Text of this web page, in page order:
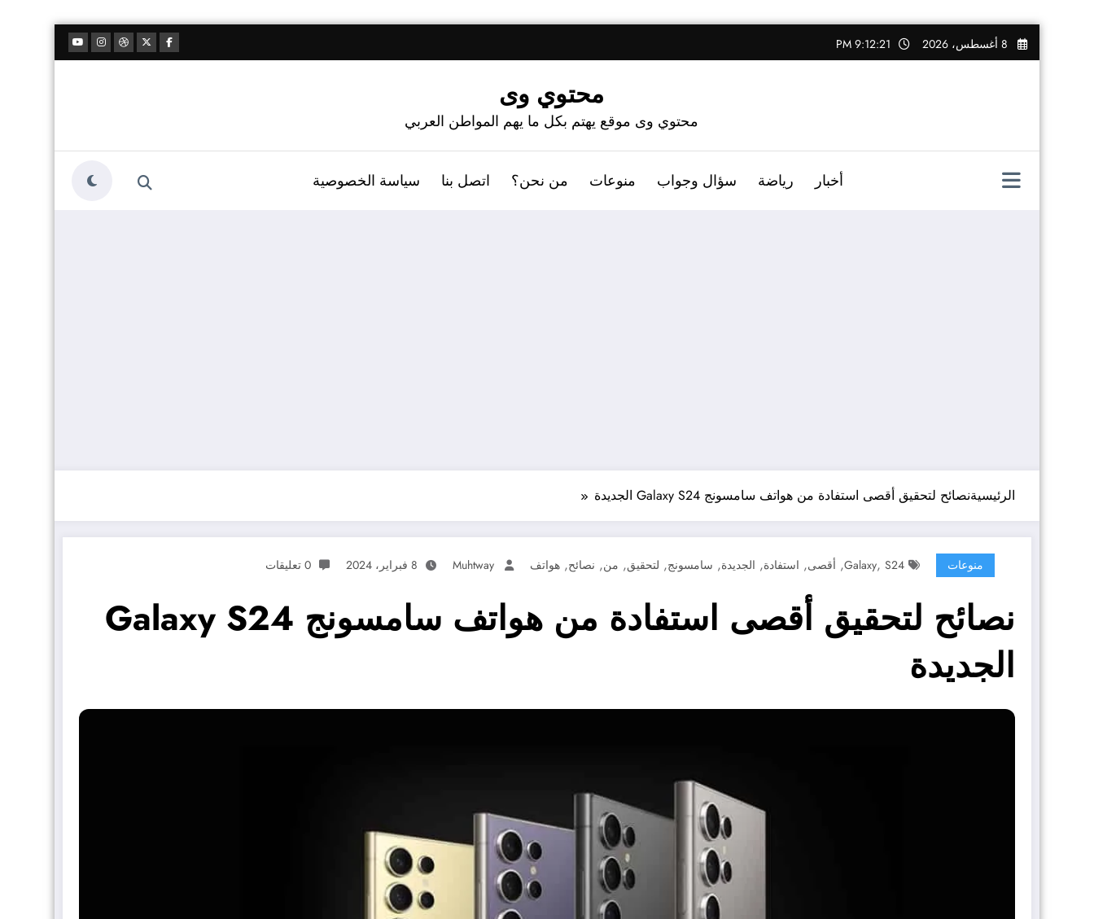
التجاوز
إلى
8 أغسطس، 2026 9:12:21 PM
محتوي وى
محتوي وى موقع يهتم بكل ما يهم المواطن العربي
أخبار رياضة سؤال وجواب منوعات من نحن؟ اتصل بنا سياسة الخصوصية
الرئيسيةنصائح لتحقيق أقصى استفادة من هواتف سامسونج Galaxy S24 الجديدة
منوعات Galaxy, S24
, أقصى, استفادة, الجديدة, سامسونج, لتحقيق, من, نصائح, هواتف Muhtway 8 فبراير، 2024 0 تعليقات
نصائح لتحقيق أقصى استفادة من هواتف سامسونج Galaxy S24
الجديدة